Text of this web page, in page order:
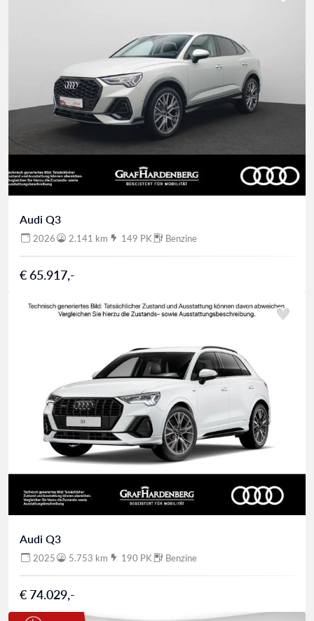
Audi Q3
2026 2.141 km 149 PK Benzine
€ 65.917,-
Audi Q3
2025 5.753 km 190 PK Benzine
€ 74.029,-